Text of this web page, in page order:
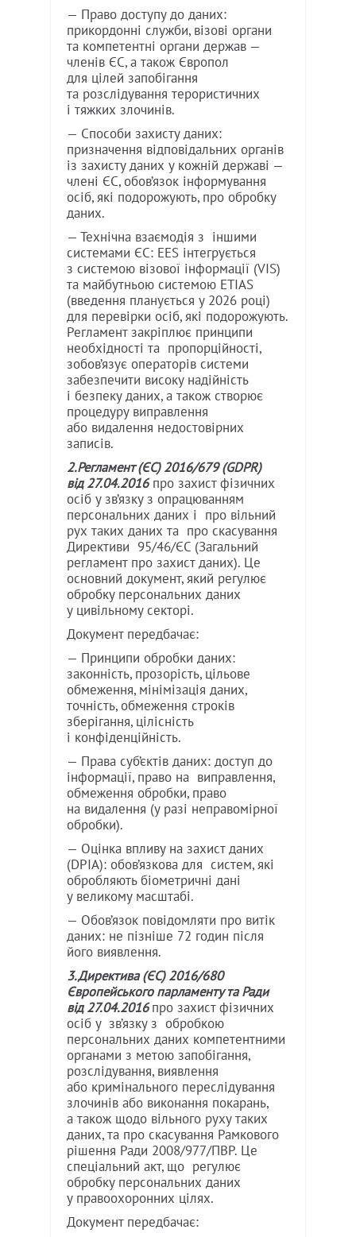
— Право доступу до даних:
прикордонні служби, візові органи
та компетентні органи держав —
членів ЄС, а також Європол
для цілей запобігання
та розслідування терористичних
і тяжких злочинів.
— Способи захисту даних:
призначення відповідальних органів
із захисту даних у кожній державі —
члені ЄС, обов’язок інформування
осіб, які подорожують, про обробку
даних.
— Технічна взаємодія з іншими
системами ЄС: EES інтегрується
з системою візової інформації (VIS)
та майбутньою системою ETIAS
(введення планується у 2026 році)
для перевірки осіб, які подорожують.
Регламент закріплює принципи
необхідності та пропорційності,
зобов’язує операторів системи
забезпечити високу надійність
і безпеку даних, а також створює
процедуру виправлення
або видалення недостовірних
записів.
2.Регламент (ЄС) 2016/679 (GDPR)
від 27.04.2016про захист фізичних
осіб у зв’язку з опрацюванням
персональних даних і про вільний
рух таких даних та про скасування
Директиви 95/46/ЄС (Загальний
регламент про захист даних). Це
основний документ, який регулює
обробку персональних даних
у цивільному секторі.
Документ передбачає:
— Принципи обробки даних:
законність, прозорість, цільове
обмеження, мінімізація даних,
точність, обмеження строків
зберігання, цілісність
і конфіденційність.
— Права суб’єктів даних: доступ до
інформації, право на виправлення,
обмеження обробки, право
на видалення (у разі неправомірної
обробки).
— Оцінка впливу на захист даних
(DPIA): обов’язкова для систем, які
обробляють біометричні дані
у великому масштабі.
— Обов’язок повідомляти про витік
даних: не пізніше 72 годин після
його виявлення.
3.Директива (ЄС) 2016/680
Європейського парламенту та Ради
від 27.04.2016про захист фізичних
осіб у зв’язку з обробкою
персональних даних компетентними
органами з метою запобігання,
розслідування, виявлення
або кримінального переслідування
злочинів або виконання покарань,
а також щодо вільного руху таких
даних, та про скасування Рамкового
рішення Ради 2008/977/ПВР. Це
спеціальний акт, що регулює
обробку персональних даних
у правоохоронних цілях.
Документ передбачає: